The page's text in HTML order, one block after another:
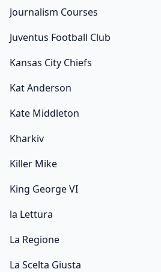
Journalism Courses
Juventus Football Club
Kansas City Chiefs
Kat Anderson
Kate Middleton
Kharkiv
Killer Mike
King George VI
la Lettura
La Regione
La Scelta Giusta